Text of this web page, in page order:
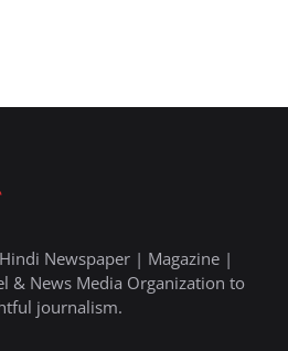
Newspaper | Magazine |
& News Media Organization to
journalism.